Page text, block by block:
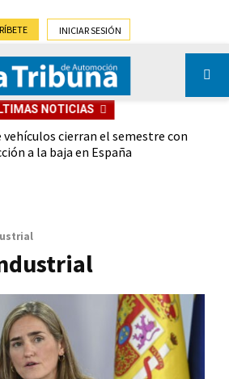
INICIAR SESIÓN
NOTICIAS
vehículos cierran el semestre con
a la baja en España